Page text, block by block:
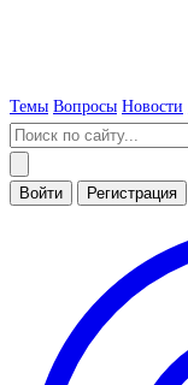
Темы Вопросы Новости
Войти Регистрация